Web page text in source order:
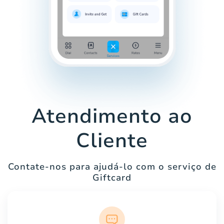
Atendimento ao
Cliente
Contate-nos para ajudá-lo com o serviço de
Giftcard